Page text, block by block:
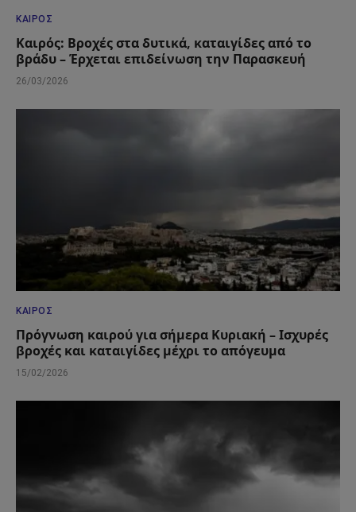
ΚΑΙΡΌΣ
Καιρός: Βροχές στα δυτικά, καταιγίδες από το
βράδυ – Έρχεται επιδείνωση την Παρασκευή
26/03/2026
ΚΑΙΡΌΣ
Πρόγνωση καιρού για σήμερα Κυριακή – Ισχυρές
βροχές και καταιγίδες μέχρι το απόγευμα
15/02/2026